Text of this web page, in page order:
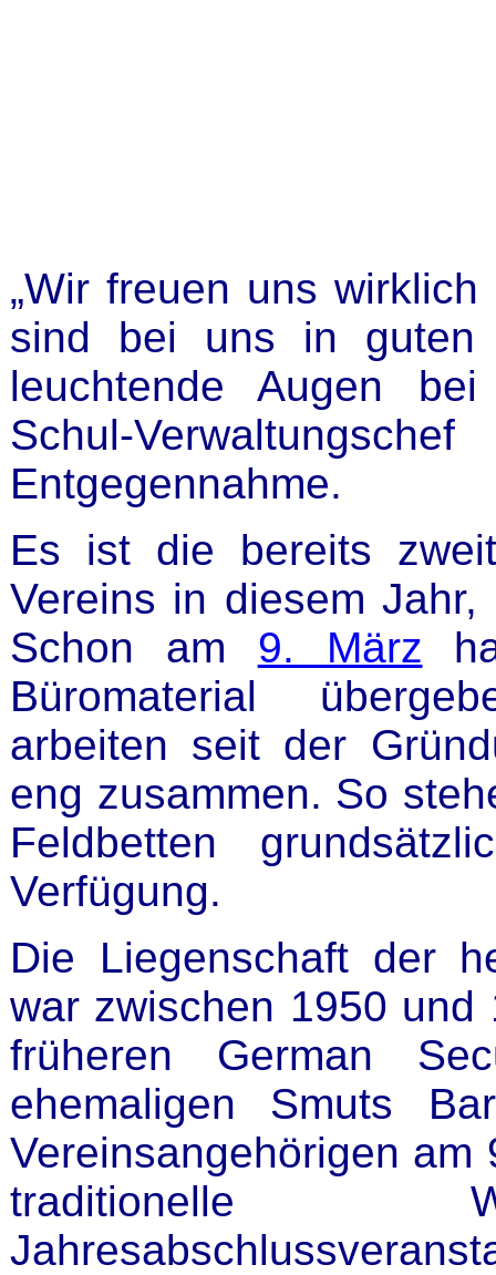
„Wir freuen uns
sind bei uns in guten
leuchtende Augen
Schul-
Entgegennahme.
Es ist die bereits
Vereins in diesem
Schon am 9. März
Büromaterial
arbeiten seit der
eng zusammen. So
Feldbetten
Verfügung.
Die Liegenschaft der
war zwischen 1950 und
früheren German
ehemaligen Smuts
Vereinsangehörigen
traditionelle